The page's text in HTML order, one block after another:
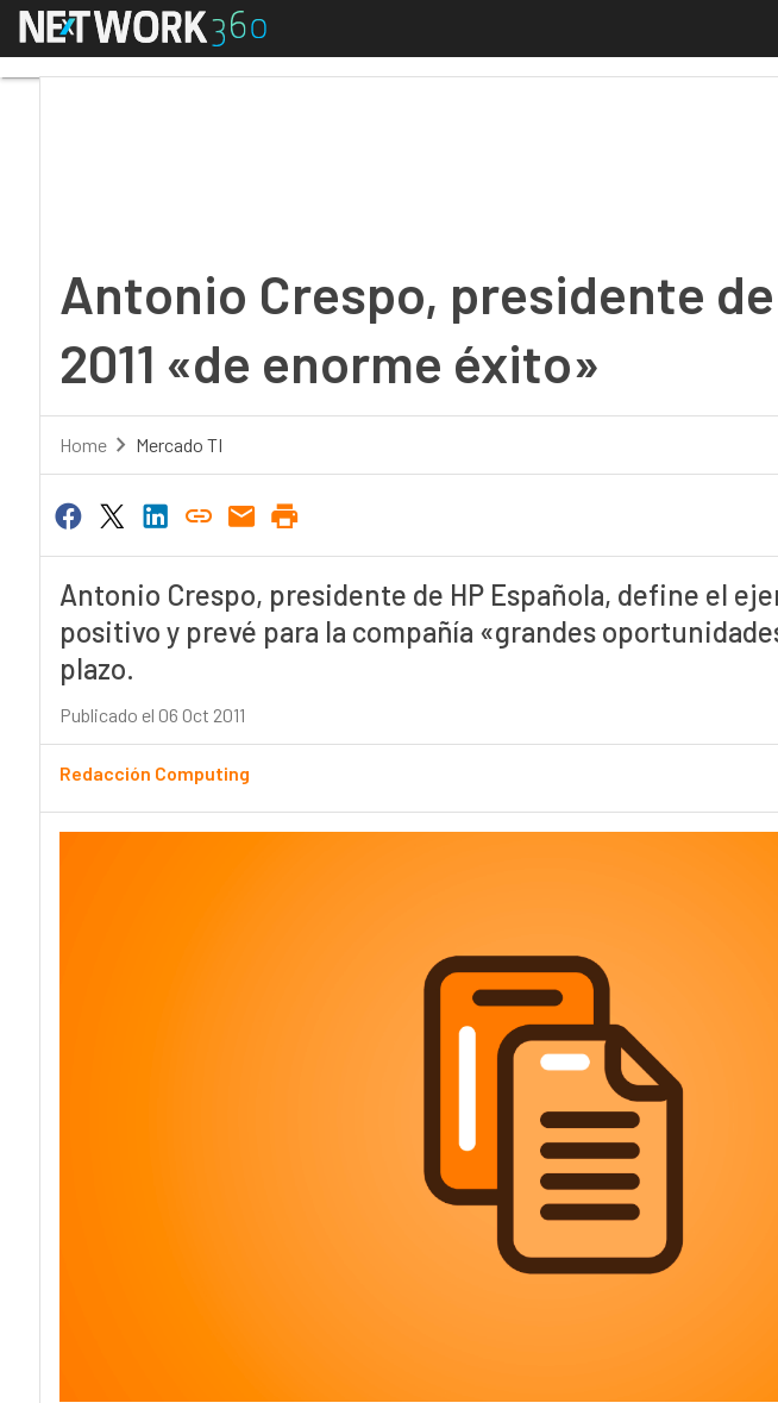
Menú
Antonio Crespo, presidente
2011 «de enorme éxito»
Home Mercado TI
Antonio Crespo, presidente de HP Española, define el
positivo y prevé para la compañía «grandes
plazo.
Publicado el 06 Oct 2011
Redacción Computing